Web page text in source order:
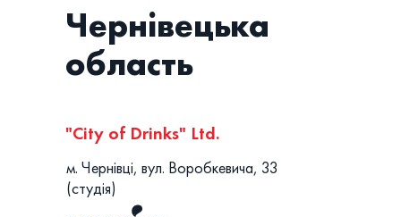
Чернівецька
область
"City of Drinks" Ltd.
м. Чернівці, вул. Воробкевича, 33
(студія)